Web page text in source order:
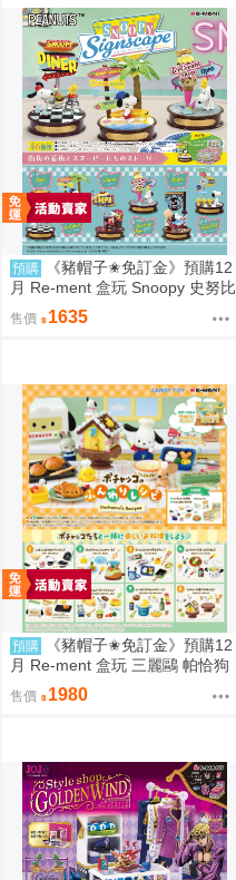
預購
《豬帽子✬免訂金》預購12
月 Re-ment 盒玩 Snoopy 史努比
街角招牌場景 中盒6入 0816
售價 1635
預購
《豬帽子✬免訂金》預購12
月 Re-ment 盒玩 三麗鷗 帕恰狗
烘焙食譜 中盒8入 0816
售價 1980